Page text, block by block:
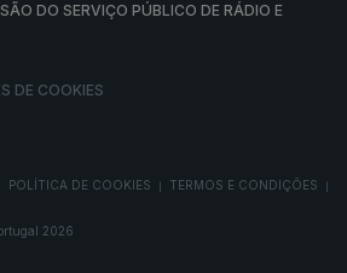
DO SERVIÇO PÚBLICO DE RÁDIO E
DE COOKIES
POLÍTICA DE COOKIES TERMOS E CONDIÇÕES
2026